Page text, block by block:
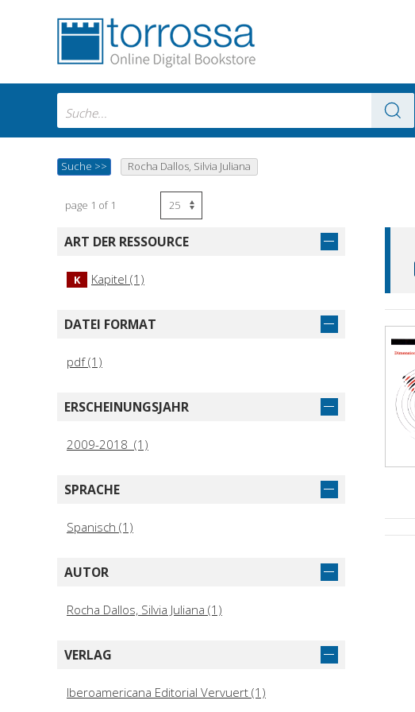
Suche >> Rocha Dallos, Silvia Juliana
page 1 of 1
ART DER RESSOURCE
K Kapitel (1)
DATEI FORMAT
pdf (1)
ERSCHEINUNGSJAHR
2009-2018 (1)
SPRACHE
Spanisch (1)
AUTOR
Rocha Dallos, Silvia Juliana (1)
VERLAG
Iberoamericana Editorial Vervuert (1)